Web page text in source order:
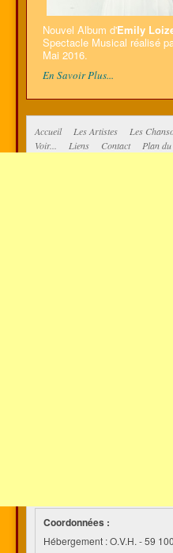
Nouvel Album d'Emily
Spectacle Musical réalisé
Mai 2016.
En Savoir Plus...
Accueil Les Artistes Les
Voir...
Liens Contact Plan du
Coordonnées :
Hébergement : O.V.H. - 59